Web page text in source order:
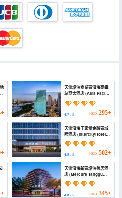
天津塘沽商業區濱海高鐵
站亞太酒店 (Asia Pacific
Hotel, Binhai High-
speed Railway Station,
Tanggu Business
District, Tianjin)
4.7/ 5 HKD 295+
天津濱海于家堡金融區城
際酒店 (IntercityHotel
Tianjin Binhai Yujiapu
Financial District)
4.9/ 5 HKD 502+
天津濱海新區塘沽美居酒
店 (Mercure Tanggu
Tianjin Binhai New
Area)
4.8/ 5 HKD 345+